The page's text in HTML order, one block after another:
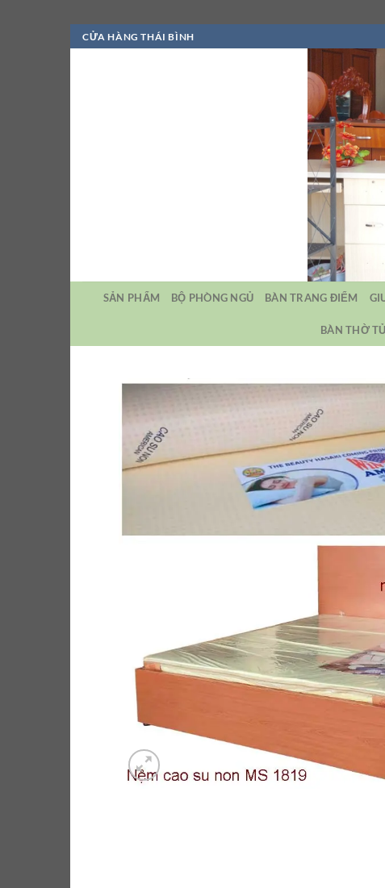
Bỏ
qua
CỬA HÀNG THÁI BÌNH
SẢN PHẨM BỘ PHÒNG NGỦ BÀN TRANG ĐIỂM
BÀN THỜ